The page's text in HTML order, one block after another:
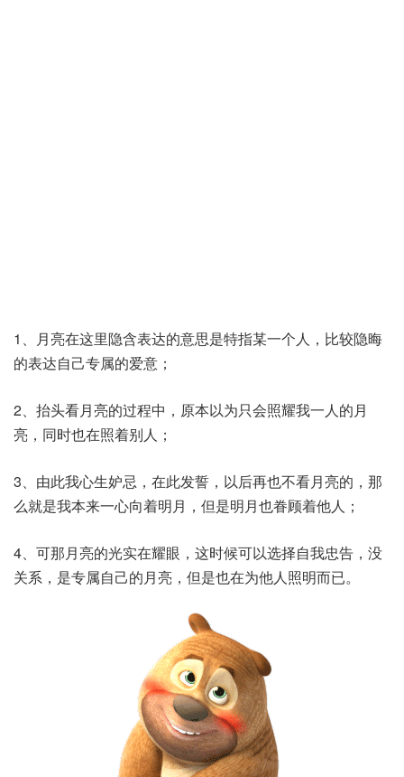
1、月亮在这里隐含表达的意思是特指某一个人，比较隐晦
的表达自己专属的爱意；
2、抬头看月亮的过程中，原本以为只会照耀我一人的月
亮，同时也在照着别人；
3、由此我心生妒忌，在此发誓，以后再也不看月亮的，那
么就是我本来一心向着明月，但是明月也眷顾着他人；
4、可那月亮的光实在耀眼，这时候可以选择自我忠告，没
关系，是专属自己的月亮，但是也在为他人照明而已。